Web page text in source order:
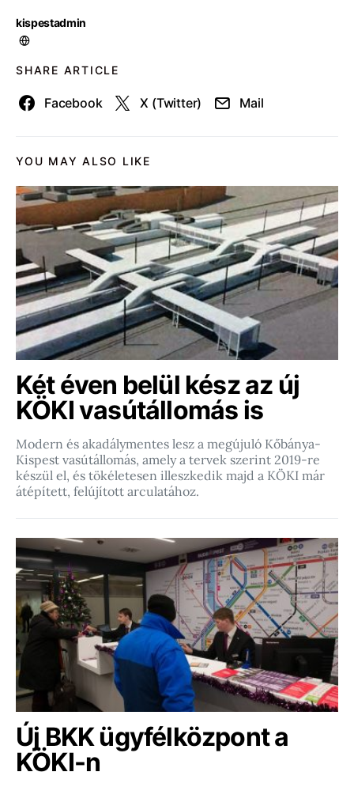
kispestadmin
SHARE ARTICLE
Facebook X (Twitter) Mail
YOU MAY ALSO LIKE
Két éven belül kész az új
KÖKI vasútállomás is
Modern és akadálymentes lesz a megújuló Kőbánya-
Kispest vasútállomás, amely a tervek szerint 2019-re
készül el, és tökéletesen illeszkedik majd a KÖKI már
átépített, felújított arculatához.
Új BKK ügyfélközpont a
KÖKI-n